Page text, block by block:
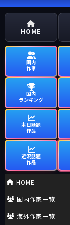
HOME
国内
作家
国内
ランキング
本日話題
作品
近況話題
作品
HOME
国内作家一覧
海外作家一覧